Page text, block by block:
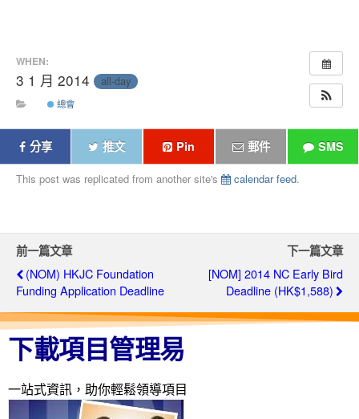
WHEN:
3 1 月 2014 all-day
總會
分享 推文 Pin 郵件 SMS
This post was replicated from another site's calendar feed.
前一篇文章
(NOM) HKJC Foundation
Funding Application Deadline
下一篇文章
[NOM] 2014 NC Early Bird
Deadline (HK$1,588)
下載項目管理易
一站式資訊，助你輕鬆領導項目